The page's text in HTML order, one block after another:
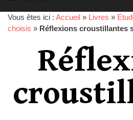
Vous êtes ici : Accueil » Livres »
choisis » Réflexions croustillantes